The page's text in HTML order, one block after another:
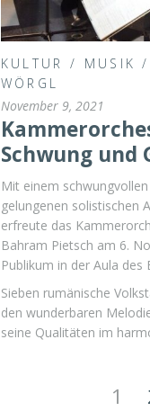
KULTUR / MUSIK /
WÖRGL
November 9, 2021
Schwung und
Mit einem
gelungenen solistischen
erfreute das
Bahram Pietsch am 6.
Publikum in der Aula
Sieben rumänische
den wunderbaren
seine Qualitäten im
1